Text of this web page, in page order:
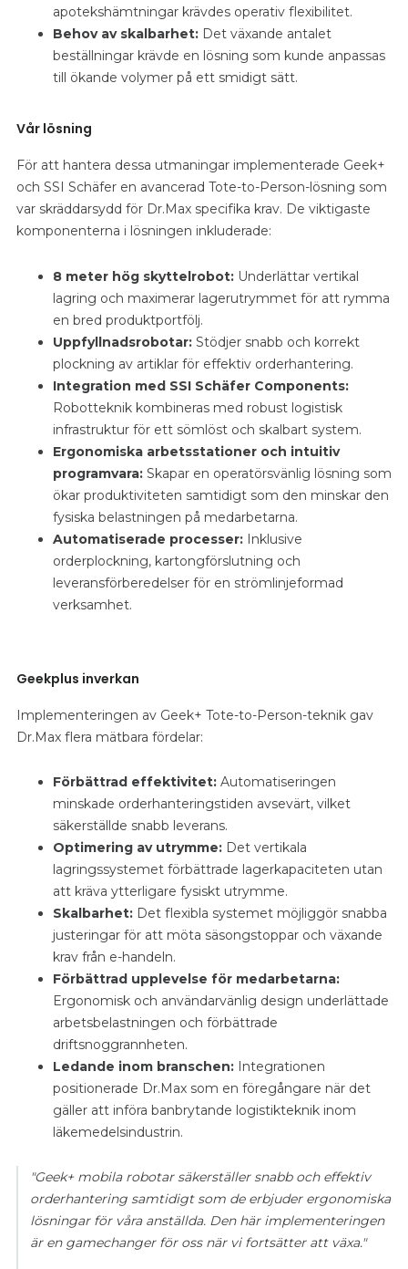
apotekshämtningar krävdes operativ flexibilitet.
Behov av skalbarhet: Det växande antalet
beställningar krävde en lösning som kunde anpassas
till ökande volymer på ett smidigt sätt.
Vår lösning
För att hantera dessa utmaningar implementerade Geek+
och SSI Schäfer en avancerad Tote-to-Person-lösning som
var skräddarsydd för Dr.Max specifika krav. De viktigaste
komponenterna i lösningen inkluderade:
8 meter hög skyttelrobot: Underlättar vertikal
lagring och maximerar lagerutrymmet för att rymma
en bred produktportfölj.
Uppfyllnadsrobotar: Stödjer snabb och korrekt
plockning av artiklar för effektiv orderhantering.
Integration med SSI Schäfer Components:
Robotteknik kombineras med robust logistisk
infrastruktur för ett sömlöst och skalbart system.
Ergonomiska arbetsstationer och intuitiv
programvara: Skapar en operatörsvänlig lösning som
ökar produktiviteten samtidigt som den minskar den
fysiska belastningen på medarbetarna.
Automatiserade processer: Inklusive
orderplockning, kartongförslutning och
leveransförberedelser för en strömlinjeformad
verksamhet.
Geekplus inverkan
Implementeringen av Geek+ Tote-to-Person-teknik gav
Dr.Max flera mätbara fördelar:
Förbättrad effektivitet: Automatiseringen
minskade orderhanteringstiden avsevärt, vilket
säkerställde snabb leverans.
Optimering av utrymme: Det vertikala
lagringssystemet förbättrade lagerkapaciteten utan
att kräva ytterligare fysiskt utrymme.
Skalbarhet: Det flexibla systemet möjliggör snabba
justeringar för att möta säsongstoppar och växande
krav från e-handeln.
Förbättrad upplevelse för medarbetarna:
Ergonomisk och användarvänlig design underlättade
arbetsbelastningen och förbättrade
driftsnoggrannheten.
Ledande inom branschen: Integrationen
positionerade Dr.Max som en föregångare när det
gäller att införa banbrytande logistikteknik inom
läkemedelsindustrin.
"Geek+ mobila robotar säkerställer snabb och effektiv
orderhantering samtidigt som de erbjuder ergonomiska
lösningar för våra anställda. Den här implementeringen
är en gamechanger för oss när vi fortsätter att växa."